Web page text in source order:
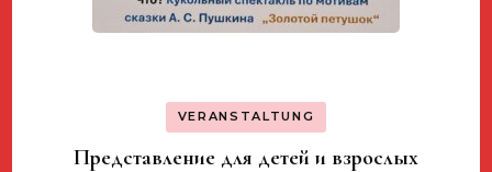
VERANSTALTUNG
Представление для детей и взрослых